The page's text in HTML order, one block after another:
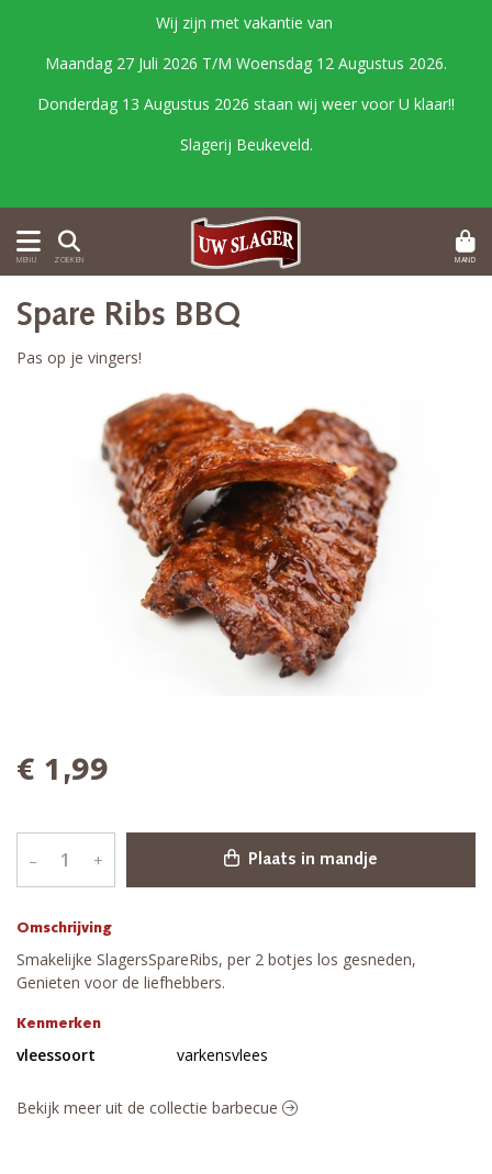
Wij zijn met vakantie van
Maandag 27 Juli 2026 T/M Woensdag 12 Augustus 2026.
Donderdag 13 Augustus 2026 staan wij weer voor U klaar!!
Slagerij Beukeveld.
MENU ZOEKEN MAND
Omschrijving
Smakelijke SlagersSpareRibs, per 2 botjes los gesneden,
Genieten voor de liefhebbers.
Spare Ribs BBQ
Pas op je vingers!
€ 1,99
– + Plaats in mandje
Kenmerken
vleessoort varkensvlees
Bekijk meer uit de collectie barbecue